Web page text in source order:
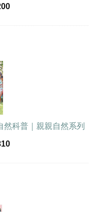
科普｜親親自然系列
目